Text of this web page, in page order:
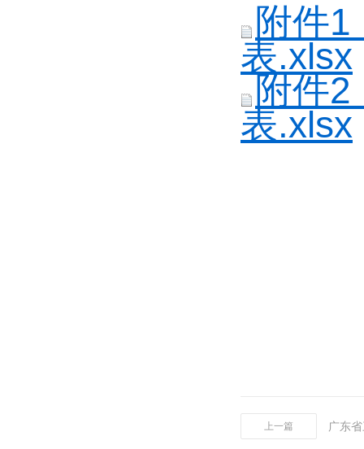
附件
表.xlsx
附件
表.xlsx
上一篇 广东